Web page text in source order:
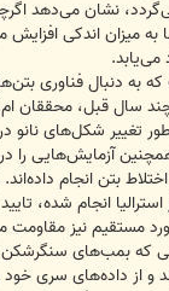
سال ۱۹۹۵ باز می‌گردد، نشان
به میزان اندکی افزایش
که به دنبال فناوری
سال قبل، محققان
تغییر شکل‌های نانو
آزمایش‌هایی را
بتن انجام
۲۰۰۴ تا ۲۰۰۶ در استرالیا
مستقیم نیز مقاومت
بمب‌های سنگرشکن
و از داده‌های سری